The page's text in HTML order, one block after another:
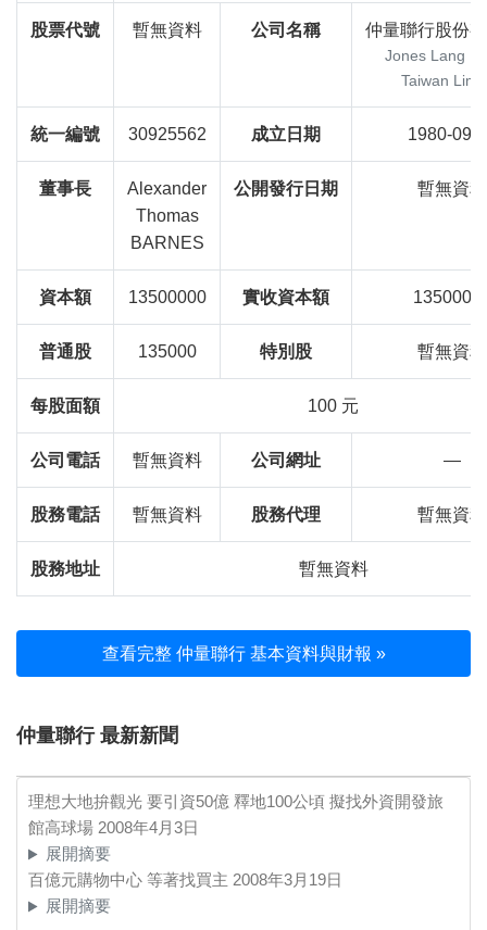
股票代號 暫無資料 公司名稱 仲量聯行股份
Jones Lang
Taiwan
統一編號 30925562 成立日期 1980-09-
董事長
Alexander
Thomas
BARNES
公開發行日期 暫無資料
資本額 13500000 實收資本額
普通股 135000 特別股 暫無資料
每股面額 100 元
公司電話 暫無資料 公司網址 —
股務電話 暫無資料 股務代理 暫無資料
股務地址 暫無資料
查看完整 仲量聯行 基本資料與財報 »
仲量聯行 最新新聞
理想大地拚觀光 要引資50億 釋地100公頃 擬找外資開發旅
館高球場 2008年4月3日
展開摘要
百億元購物中心 等著找買主 2008年3月19日
展開摘要